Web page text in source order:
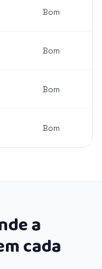
Bom
Bom
Bom
Bom
a
cada